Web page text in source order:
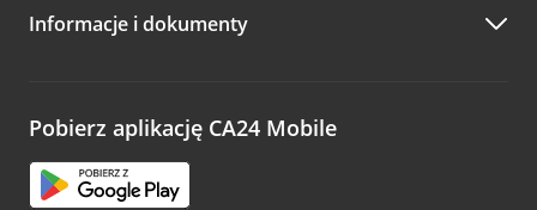
Zachęcamy do podzielenia się z nami opinią o wizycie.
opinie.
Informacje i dokumenty
Pobierz aplikację CA24 Mobile